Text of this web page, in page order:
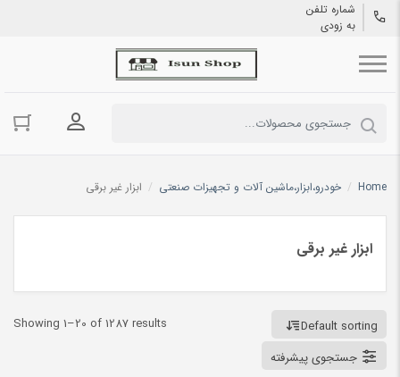
شماره تلفن
به زودی
ورود به
Home
/ خودرو،ابزار،ماشین آلات و تجهیزات صنعتی / ابزار غیر برقی
ابزار غیر برقی
Showing 1–20 of 1287 results
Default sorting
جستجوی پیشرفته